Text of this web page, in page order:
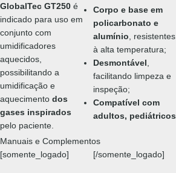
GlobalTec GT250 é
indicado para uso em
conjunto com
umidificadores
aquecidos,
possibilitando a
umidificação e
aquecimento dos
gases inspirados
pelo paciente.
Corpo e base em
policarbonato e
alumínio , resistentes
à alta temperatura;
Desmontável
facilitando limpeza e
inspeção;
Compatível com
adultos, pediátricos
Manuais e Complementos
[somente_logado]
[/somente_logado]